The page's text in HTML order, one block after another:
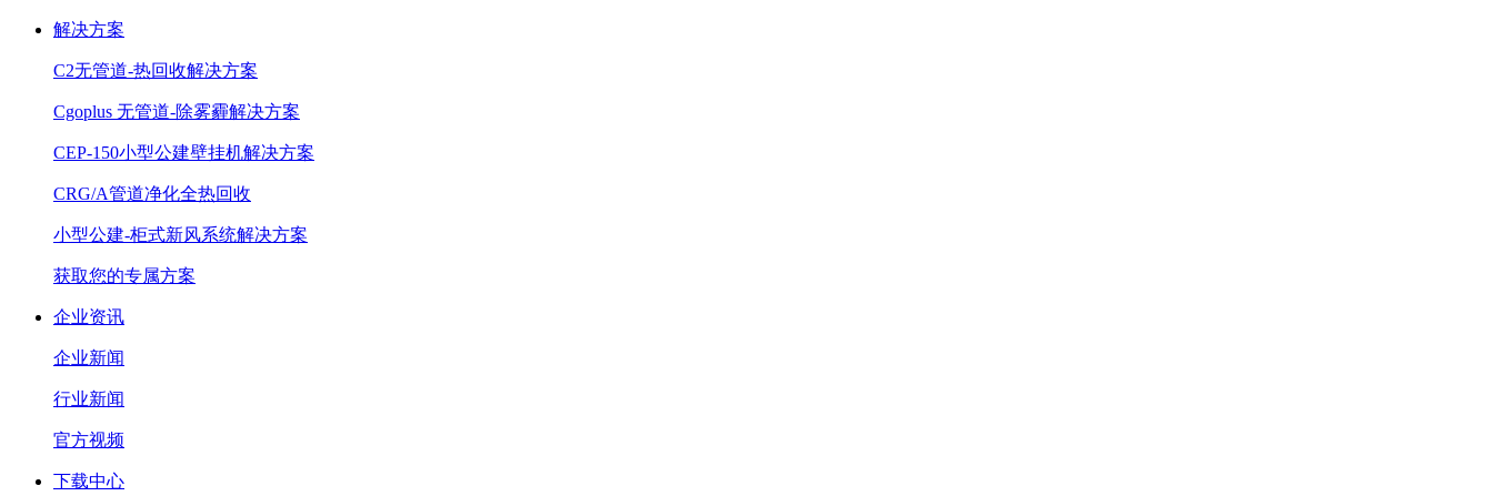
解决方案
C2无管道-热回收解决方案
Cgoplus 无管道-除雾霾解决方案
CEP-150小型公建壁挂机解决方案
CRG/A管道净化全热回收
小型公建-柜式新风系统解决方案
获取您的专属方案
企业资讯
企业新闻
行业新闻
官方视频
下载中心